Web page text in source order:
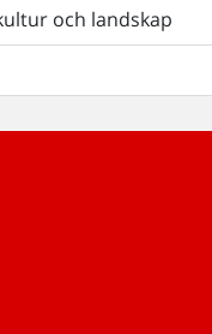
och landskap